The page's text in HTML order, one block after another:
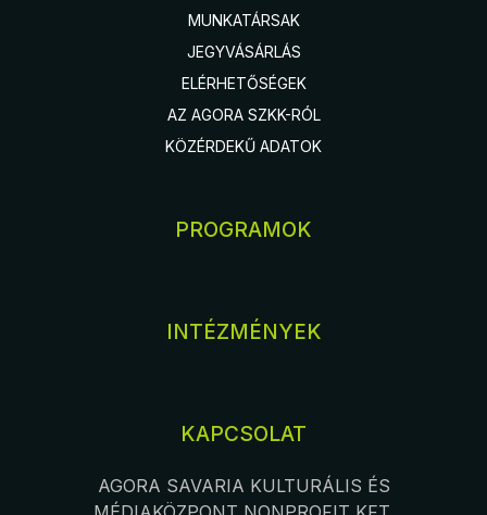
MUNKATÁRSAK
JEGYVÁSÁRLÁS
ELÉRHETŐSÉGEK
AZ AGORA SZKK-RÓL
KÖZÉRDEKŰ ADATOK
PROGRAMOK
INTÉZMÉNYEK
KAPCSOLAT
AGORA SAVARIA KULTURÁLIS ÉS